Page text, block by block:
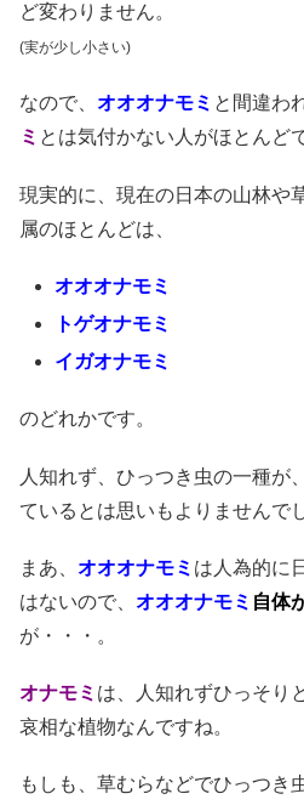
ど変わりません。
(実が少し小さい)
なので、 オオオナモミ と間違わ
ミ とは気付かない人がほとんど
現実的に、現在の日本の山林や
属のほとんどは、
オオオナモミ
トゲオナモミ
イガオナモミ
のどれかです。
人知れず、ひっつき虫の一種が
ているとは思いもよりませんで
まあ、 オオオナモミ は人為的に
はないので、 オオオナモミ 自体
が・・・。
オナモミ は、人知れずひっそり
哀相な植物なんですね。
もしも、草むらなどでひっつき